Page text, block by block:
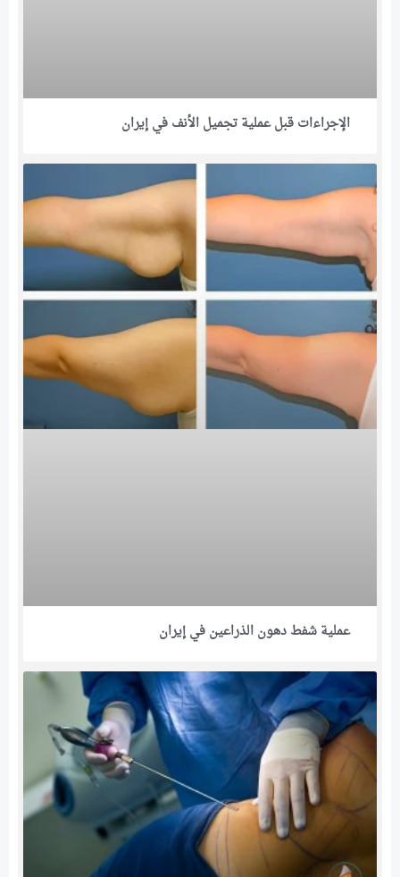
الإجراءات قبل عملية تجميل الأنف في إيران
عملية شفط دهون الذراعين في إيران